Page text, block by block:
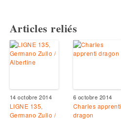
Articles reliés
14 octobre 2014
LIGNE 135,
Germano Zullo /
6 octobre 2014
Charles apprenti
dragon